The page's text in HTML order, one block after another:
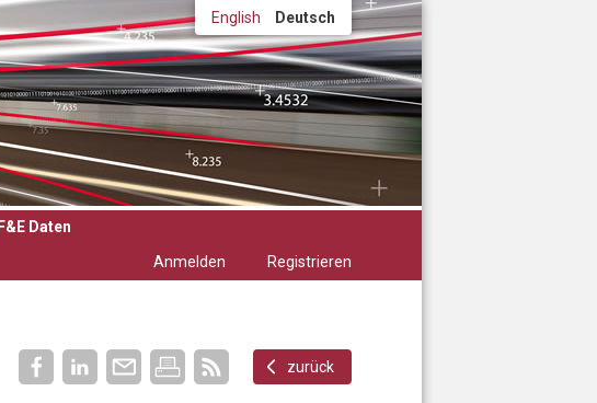
English Deutsch
F&E Daten
Anmelden
Registrieren
zurück